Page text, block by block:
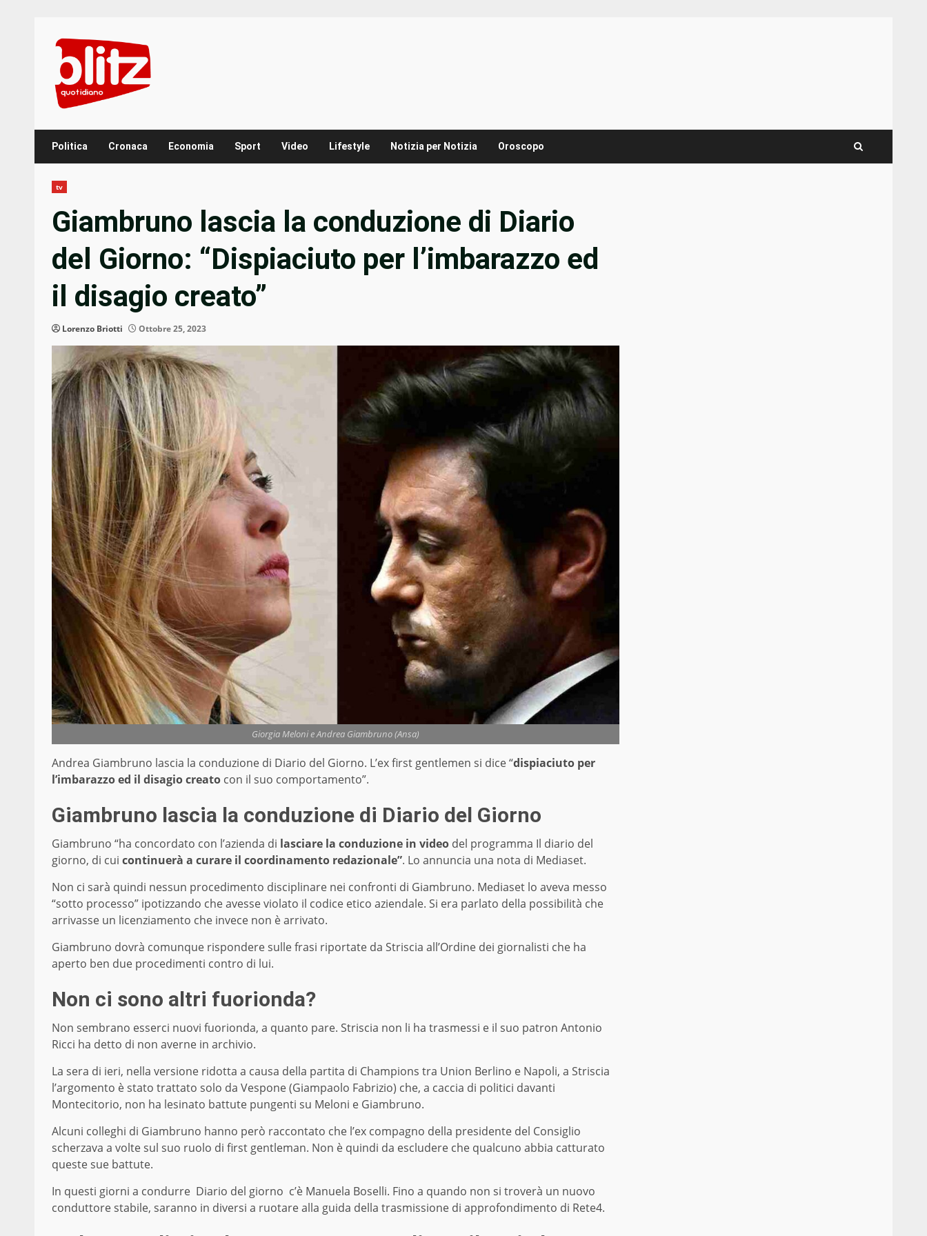
content
Politica Cronaca Economia Sport Video Lifestyle Notizia per Notizia Oroscopo
tv
Giambruno lascia la conduzione di Diario
del Giorno: “Dispiaciuto per l’imbarazzo ed
il disagio creato”
Lorenzo Briotti Ottobre 25, 2023
Giorgia Meloni e Andrea Giambruno (Ansa)
Andrea Giambruno lascia la conduzione di Diario del Giorno. L’ex first gentlemen si dice “dispiaciuto per
l’imbarazzo ed il disagio creato con il suo comportamento”.
Giambruno lascia la conduzione di Diario del Giorno
Giambruno “ha concordato con l’azienda di lasciare la conduzione in video del programma Il diario del
giorno, di cui continuerà a curare il coordinamento redazionale”. Lo annuncia una nota di Mediaset.
Non ci sarà quindi nessun procedimento disciplinare nei confronti di Giambruno. Mediaset lo aveva messo
“sotto processo” ipotizzando che avesse violato il codice etico aziendale. Si era parlato della possibilità che
arrivasse un licenziamento che invece non è arrivato.
Giambruno dovrà comunque rispondere sulle frasi riportate da Striscia all’Ordine dei giornalisti che ha
aperto ben due procedimenti contro di lui.
Non ci sono altri fuorionda?
Non sembrano esserci nuovi fuorionda, a quanto pare. Striscia non li ha trasmessi e il suo patron Antonio
Ricci ha detto di non averne in archivio.
La sera di ieri, nella versione ridotta a causa della partita di Champions tra Union Berlino e Napoli, a Striscia
l’argomento è stato trattato solo da Vespone (Giampaolo Fabrizio) che, a caccia di politici davanti
Montecitorio, non ha lesinato battute pungenti su Meloni e Giambruno.
Alcuni colleghi di Giambruno hanno però raccontato che l’ex compagno della presidente del Consiglio
scherzava a volte sul suo ruolo di first gentleman. Non è quindi da escludere che qualcuno abbia catturato
queste sue battute.
In questi giorni a condurre Diario del giorno c’è Manuela Boselli. Fino a quando non si troverà un nuovo
conduttore stabile, saranno in diversi a ruotare alla guida della trasmissione di approfondimento di Rete4.